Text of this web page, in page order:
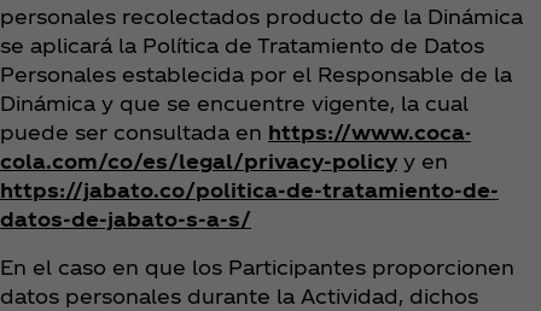
personales recolectados producto de la Dinámica
se aplicará la Política de Tratamiento de Datos
Personales establecida por el Responsable de la
Dinámica y que se encuentre vigente, la cual
puede ser consultada en https://www.coca-
cola.com/co/es/legal/privacy-policy y en
https://jabato.co/politica-de-tratamiento-de-
datos-de-jabato-s-a-s/
En el caso en que los Participantes proporcionen
datos personales durante la Actividad, dichos